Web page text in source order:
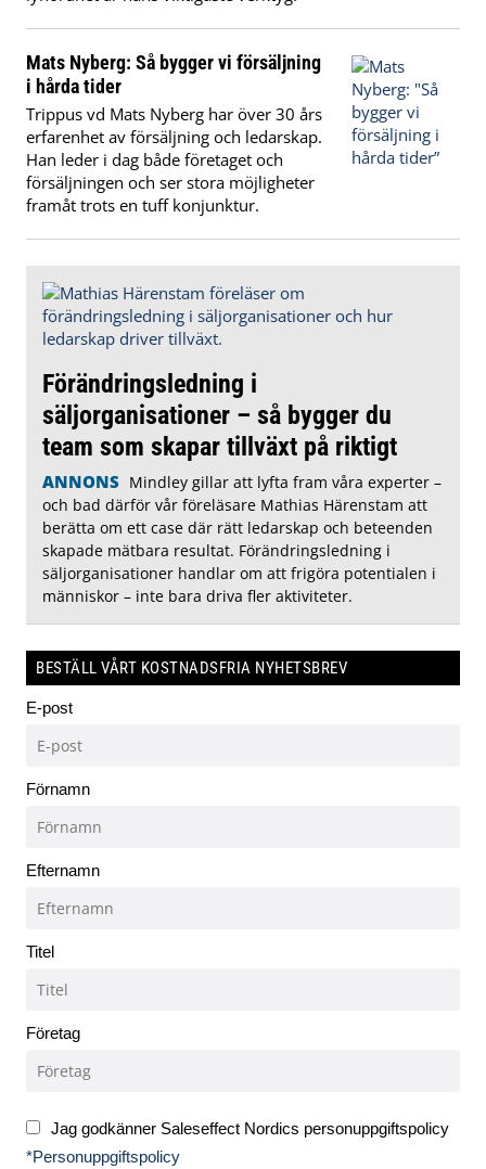
Mats Nyberg: Så bygger vi försäljning
i hårda tider
Trippus vd Mats Nyberg har över 30 års
erfarenhet av försäljning och ledarskap.
Han leder i dag både företaget och
försäljningen och ser stora möjligheter
framåt trots en tuff konjunktur.
Förändringsledning i
säljorganisationer – så bygger du
team som skapar tillväxt på riktigt
ANNONS Mindley gillar att lyfta fram våra experter –
och bad därför vår föreläsare Mathias Härenstam att
berätta om ett case där rätt ledarskap och beteenden
skapade mätbara resultat. Förändringsledning i
säljorganisationer handlar om att frigöra potentialen i
människor – inte bara driva fler aktiviteter.
BESTÄLL VÅRT KOSTNADSFRIA NYHETSBREV
E-post
Förnamn
Efternamn
Titel
Företag
Jag godkänner Saleseffect Nordics personuppgiftspolicy
*Personuppgiftspolicy